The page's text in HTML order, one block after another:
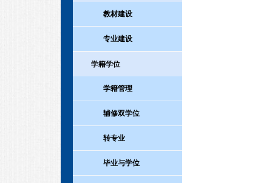
教材建设
专业建设
学籍学位
学籍管理
辅修双学位
转专业
毕业与学位